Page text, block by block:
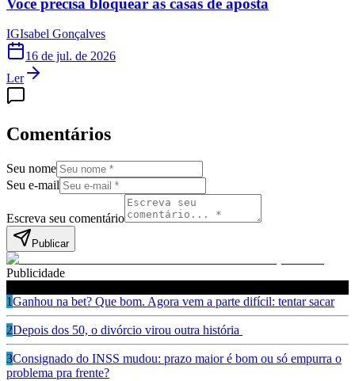
IGIsabel Gonçalves
16 de jul. de 2026
Ler
Comentários
Seu nome
Seu e-mail
Escreva seu comentário
Publicar
Publicidade
1Ganhou na bet? Que bom. Agora vem a parte difícil: tentar sacar
2Depois dos 50, o divórcio virou outra história
3Consignado do INSS mudou: prazo maior é bom ou só empurra o
problema pra frente?